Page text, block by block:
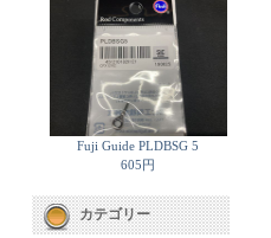
Fuji Guide PLDBSG 5
605円
カテゴリー